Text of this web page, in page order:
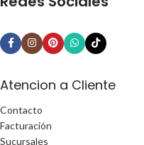
Atencion a Cliente
Contacto
Facturación
Sucursales